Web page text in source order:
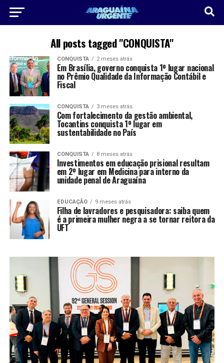
All posts tagged "CONQUISTA"
CONQUISTA 2 meses atrás
Em Brasília, governo conquista 1º lugar nacional
no Prêmio Qualidade da Informação Contábil e
Fiscal
CONQUISTA 3 meses atrás
Com fortalecimento da gestão ambiental,
Tocantins conquista 1º lugar em
sustentabilidade no País
CONQUISTA 8 meses atrás
Investimentos em educação prisional resultam
em 2º lugar em Medicina para interno da
unidade penal de Araguaína
EDUCAÇÃO 9 meses atrás
Filha de lavradores e pesquisadora: saiba quem
é a primeira mulher negra a se tornar reitora da
UFT